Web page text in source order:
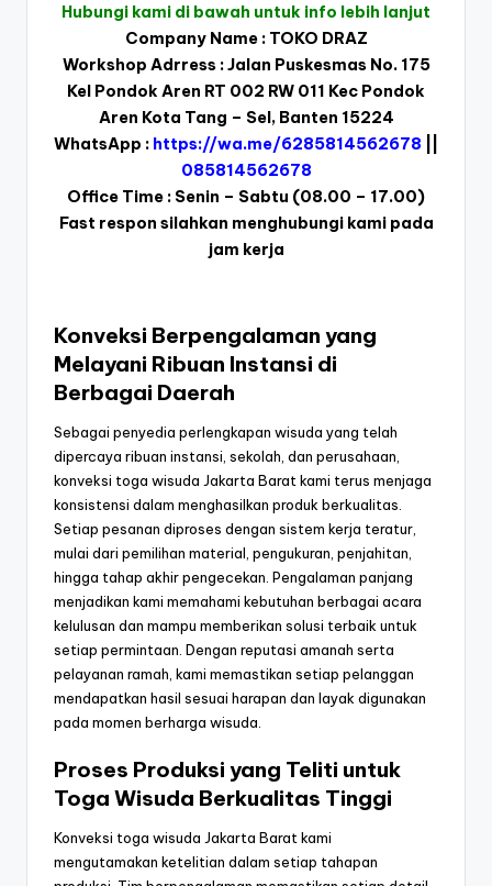
Hubungi kami di bawah untuk info lebih lanjut
Company Name : TOKO DRAZ
Workshop Adrress : Jalan Puskesmas No. 175
Kel Pondok Aren RT 002 RW 011 Kec Pondok
Aren Kota Tang – Sel, Banten 15224
WhatsApp : https://wa.me/6285814562678
085814562678
Office Time : Senin – Sabtu (08.00 – 17.00)
Fast respon silahkan menghubungi kami pada
jam kerja
Konveksi Berpengalaman yang
Melayani Ribuan Instansi di
Berbagai Daerah
Sebagai penyedia perlengkapan wisuda yang telah
dipercaya ribuan instansi, sekolah, dan perusahaan,
konveksi toga wisuda Jakarta Barat kami terus menjaga
konsistensi dalam menghasilkan produk berkualitas.
Setiap pesanan diproses dengan sistem kerja teratur,
mulai dari pemilihan material, pengukuran, penjahitan,
hingga tahap akhir pengecekan. Pengalaman panjang
menjadikan kami memahami kebutuhan berbagai acara
kelulusan dan mampu memberikan solusi terbaik untuk
setiap permintaan. Dengan reputasi amanah serta
pelayanan ramah, kami memastikan setiap pelanggan
mendapatkan hasil sesuai harapan dan layak digunakan
pada momen berharga wisuda.
Proses Produksi yang Teliti untuk
Toga Wisuda Berkualitas Tinggi
Konveksi toga wisuda Jakarta Barat kami
mengutamakan ketelitian dalam setiap tahapan